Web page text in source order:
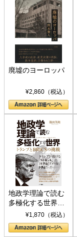
廃墟のヨーロッパ
¥2,860（税込）
地政学理論で読む
多極化する世界：
トランプとBRICS
の挑戦
¥1,870（税込）